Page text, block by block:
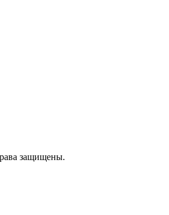
защищены.